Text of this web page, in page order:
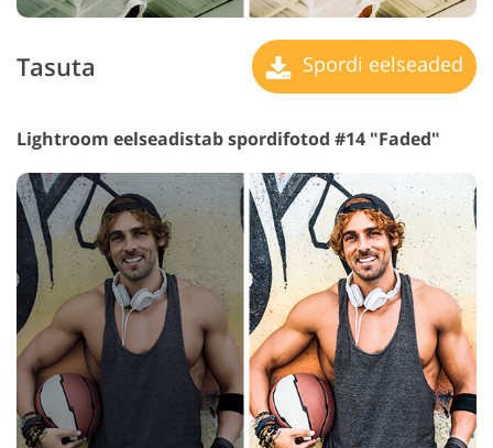
Tasuta Spordi eelseaded
Lightroom eelseadistab spordifotod #14 "Faded"